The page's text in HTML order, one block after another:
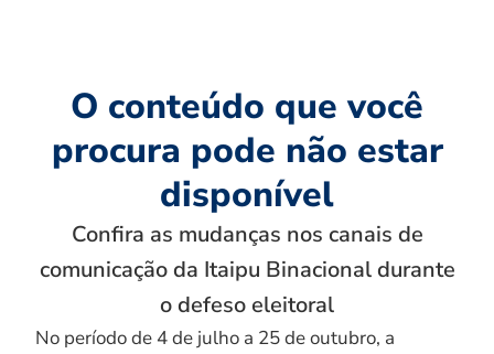
O conteúdo que você
procura pode não estar
disponível
Confira as mudanças nos canais de
comunicação da Itaipu Binacional durante
o defeso eleitoral
No período de 4 de julho a 25 de outubro, a